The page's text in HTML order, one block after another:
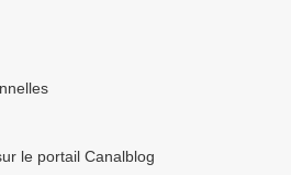
le portail Canalblog